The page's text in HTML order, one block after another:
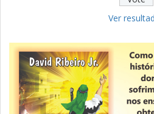
Fies: pré-
para
Novidade
CNPJ
nesta sexta
Ver